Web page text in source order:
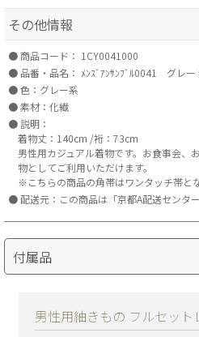
その他情報
商品コード： 1CY0041000
品番・品名： ﾒﾝｽﾞｱﾝｻﾝﾌﾞﾙ0041 グレ
色：グレー系
素材：化繊
説明：
着物丈：140cm /裄：73cm
男性用カジュアル着物です。お食事会、
物としてご利用いただけます。
※こちらの商品の角帯はワンタッチ帯とな
配送元：この商品は「京都A配送センタ
付属品
男性用紬きもの フルセット